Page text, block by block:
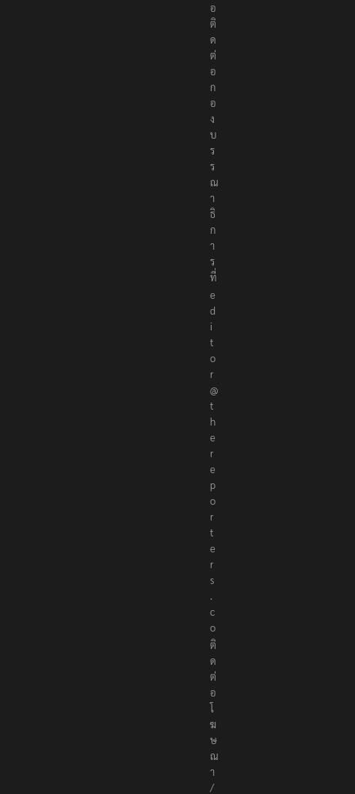
อ
ติ
ด
ต่
อ
ก
อ
ง
บ
ร
ร
ณ
า
ธิ
ก
า
ร
ที่
e
d
i
t
o
r
@
t
h
e
r
e
p
o
r
t
e
r
s
.
c
o
ติ
ด
ต่
อ
โ
ฆ
ษ
ณ
า
/